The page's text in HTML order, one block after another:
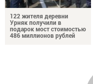
122 жителя деревни
Урняк получили в
подарок мост стоимостью
486 миллионов рублей